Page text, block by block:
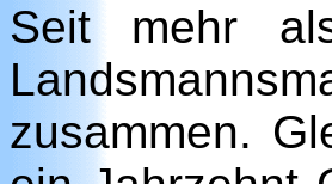
Seit mehr
zusammen.